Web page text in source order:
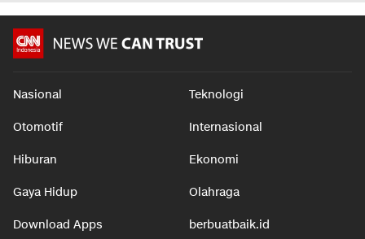
Nasional Teknologi
Otomotif Internasional
Hiburan Ekonomi
Gaya Hidup Olahraga
Download Apps berbuatbaik.id